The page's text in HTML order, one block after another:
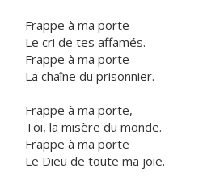
Frappe à ma porte
Le cri de tes affamés.
Frappe à ma porte
La chaîne du prisonnier.
Frappe à ma porte,
Toi, la misère du monde.
Frappe à ma porte
Le Dieu de toute ma joie.